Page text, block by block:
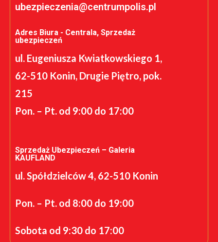
ubezpieczenia@centrumpolis.pl
Adres Biura - Centrala, Sprzedaż
ubezpieczeń
ul. Eugeniusza Kwiatkowskiego 1,
62-510 Konin, Drugie Piętro, pok.
215
Pon. – Pt. od 9:00 do 17:00
Sprzedaż Ubezpieczeń – Galeria
KAUFLAND
ul. Spółdzielców 4, 62-510 Konin
Pon. – Pt. od 8:00 do 19:00
Sobota od 9:30 do 17:00